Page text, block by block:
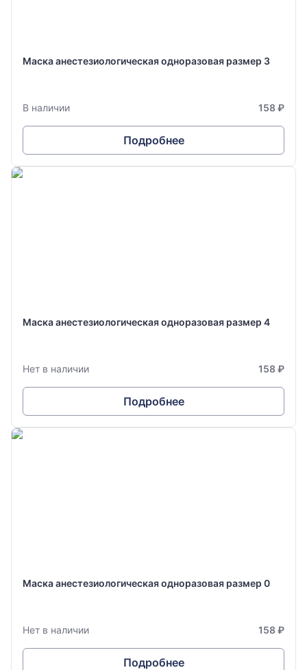
Маска анестезиологическая одноразовая размер 3
В наличии 158 ₽
Подробнее
Маска анестезиологическая одноразовая размер 4
Нет в наличии 158 ₽
Подробнее
Маска анестезиологическая одноразовая размер 0
Нет в наличии 158 ₽
Подробнее